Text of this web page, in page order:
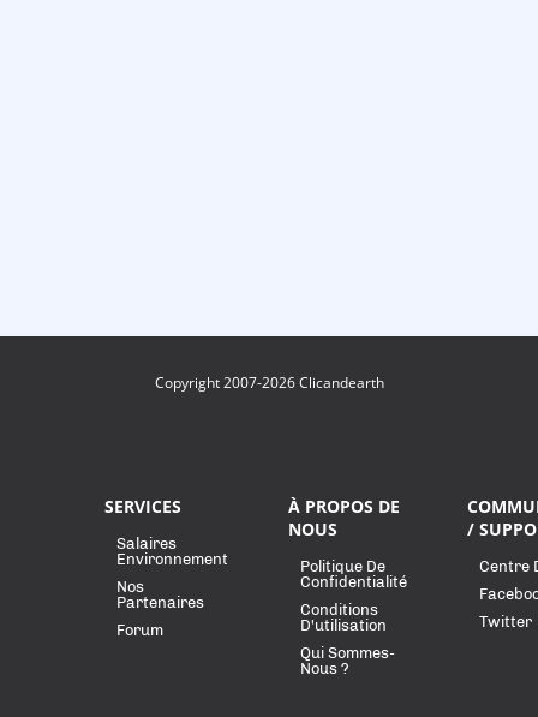
Copyright 2007-2026 Clicandearth
SERVICES
Salaires
Environnement
Nos
Partenaires
Forum
À PROPOS DE
NOUS
Politique De
Confidentialité
Conditions
D'utilisation
Qui Sommes-
Nous ?
/
Centre
Twitter